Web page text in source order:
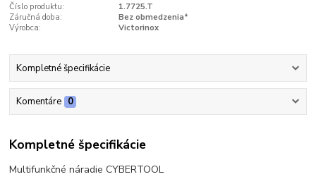
Číslo produktu:
1.7725.T
Záručná doba:
Bez obmedzenia*
Výrobca:
Victorinox
Kompletné špecifikácie
Komentáre 0
Kompletné špecifikácie
Multifunkčné náradie CYBERTOOL